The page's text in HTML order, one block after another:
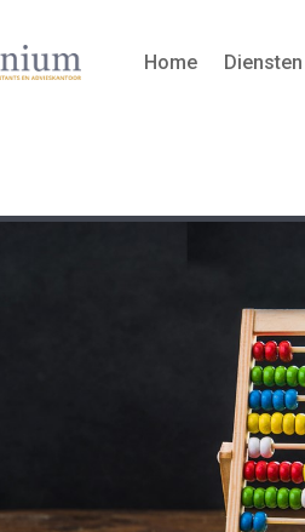
Home Diensten